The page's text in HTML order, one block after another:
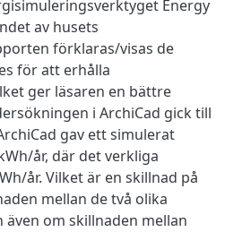
Energy
av husets
förklaras/visas de
för att erhålla
ger läsaren en bättre
i ArchiCad gick till
gav ett simulerat
år, där det verkliga
år. Vilket är en skillnad på
mellan de två olika
om skillnaden mellan